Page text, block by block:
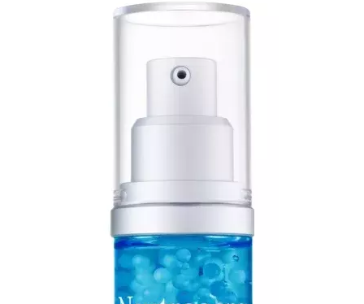
NEWSLETTER